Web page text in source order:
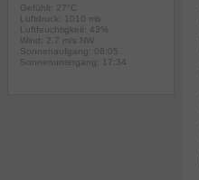
Gefühlt: 27°C
Luftdruck: 1010 mb
Luftfeuchtigkeit: 43%
Wind: 2.7 m/s NW
Sonnenaufgang: 06:05
Sonnenuntergang: 17:34